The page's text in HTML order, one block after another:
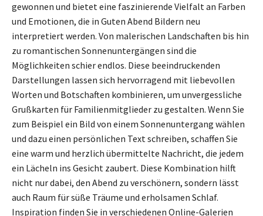
gewonnen und bietet eine faszinierende Vielfalt an Farben
und Emotionen, die in Guten Abend Bildern neu
interpretiert werden. Von malerischen Landschaften bis hin
zu romantischen Sonnenuntergängen sind die
Möglichkeiten schier endlos. Diese beeindruckenden
Darstellungen lassen sich hervorragend mit liebevollen
Worten und Botschaften kombinieren, um unvergessliche
Grußkarten für Familienmitglieder zu gestalten. Wenn Sie
zum Beispiel ein Bild von einem Sonnenuntergang wählen
und dazu einen persönlichen Text schreiben, schaffen Sie
eine warm und herzlich übermittelte Nachricht, die jedem
ein Lächeln ins Gesicht zaubert. Diese Kombination hilft
nicht nur dabei, den Abend zu verschönern, sondern lässt
auch Raum für süße Träume und erholsamen Schlaf.
Inspiration finden Sie in verschiedenen Online-Galerien